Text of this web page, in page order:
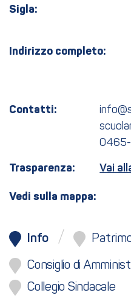
Sigla:
Indirizzo completo:
Contatti:
0465-
Trasparenza: Vai
Vedi sulla mappa:
Info
Consiglio di
Collegio Sindacale